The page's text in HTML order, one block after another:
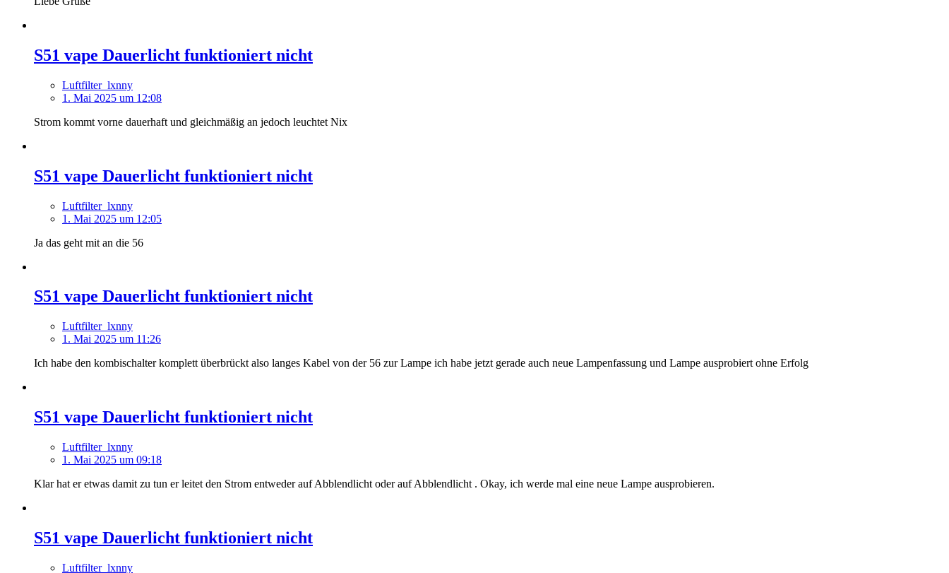
S51 vape Dauerlicht funktioniert nicht
Luftfilter_lxnny
1. Mai 2025 um 12:08
Strom kommt vorne dauerhaft und gleichmäßig an jedoch leuchtet Nix
S51 vape Dauerlicht funktioniert nicht
Luftfilter_lxnny
1. Mai 2025 um 12:05
Ja das geht mit an die 56
S51 vape Dauerlicht funktioniert nicht
Luftfilter_lxnny
1. Mai 2025 um 11:26
Ich habe den kombischalter komplett überbrückt also langes Kabel von der 56 zur Lampe ich habe jetzt gerade auch neue Lampenfassung und Lampe ausprobiert ohne Erfolg
S51 vape Dauerlicht funktioniert nicht
Luftfilter_lxnny
1. Mai 2025 um 09:18
Klar hat er etwas damit zu tun er leitet den Strom entweder auf Abblendlicht oder auf Abblendlicht . Okay, ich werde mal eine neue Lampe ausprobieren.
S51 vape Dauerlicht funktioniert nicht
Luftfilter_lxnny